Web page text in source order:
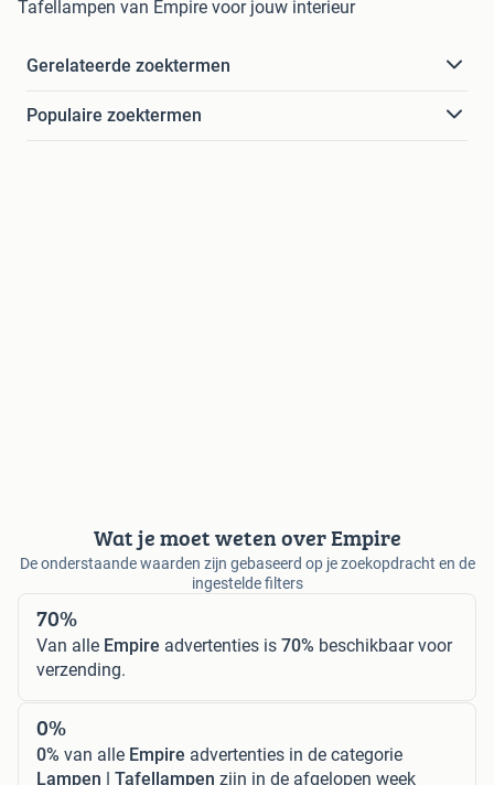
Tafellampen van Empire voor jouw interieur
Gerelateerde zoektermen
Populaire zoektermen
Wat je moet weten over Empire
De onderstaande waarden zijn gebaseerd op je zoekopdracht en de
ingestelde filters
70%
Van alle Empire advertenties is 70% beschikbaar voor
verzending.
0%
0% van alle Empire advertenties in de categorie
Lampen | Tafellampen zijn in de afgelopen week